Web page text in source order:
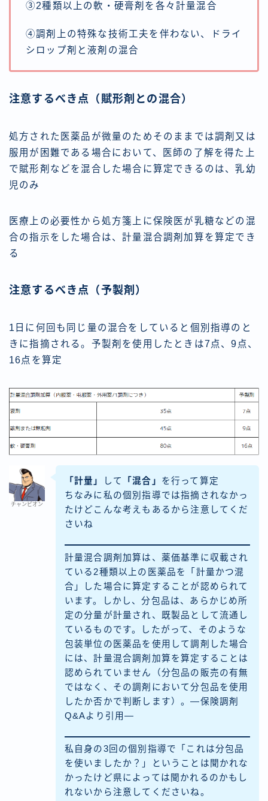
③2種類以上の軟・硬膏剤を各々計量混合
④調剤上の特殊な技術工夫を伴わない、ドライ
シロップ剤と液剤の混合
注意するべき点（賦形剤との混合）
処方された医薬品が微量のためそのままでは調剤又は
服用が困難である場合において、医師の了解を得た上
で賦形剤などを混合した場合に算定できるのは、乳幼
児のみ
医療上の必要性から処方箋上に保険医が乳糖などの混
合の指示をした場合は、計量混合調剤加算を算定でき
る
注意するべき点（予製剤）
1日に何回も同じ量の混合をしていると個別指導のと
きに指摘される。予製剤を使用したときは7点、9点、
16点を算定
チャンピオン
「計量」 して 「混合」 を行って算定
ちなみに私の個別指導では指摘されなかっ
たけどこんな考えもあるから注意してくだ
さいね
計量混合調剤加算は、薬価基準に収載され
ている2種類以上の医薬品を「計量かつ混
合」した場合に算定することが認められて
います。しかし、分包品は、あらかじめ所
定の分量が計量され、既製品として流通し
ているものです。したがって、そのような
包装単位の医薬品を使用して調剤した場合
には、計量混合調剤加算を算定することは
認められていません（分包品の販売の有無
ではなく、その調剤において分包品を使用
したか否かで判断します）。—保険調剤
Q&Aより引用—
私自身の3回の個別指導で「これは分包品
を使いましたか？」ということは聞かれな
かったけど県によっては聞かれるのかもし
れないから注意してくださいね。